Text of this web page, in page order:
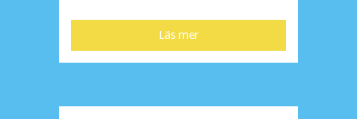
Läs mer